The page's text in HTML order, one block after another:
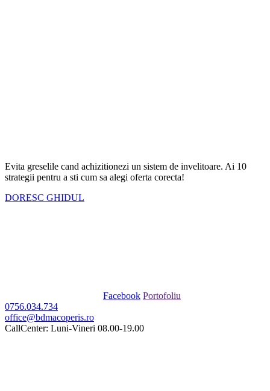
Evita greselile cand achizitionezi un sistem de invelitoare. Ai 10
strategii pentru a sti cum sa alegi oferta corecta!
DORESC GHIDUL
Facebook Portofoliu
0756.034.734
office@bdmacoperis.ro
CallCenter: Luni-Vineri 08.00-19.00